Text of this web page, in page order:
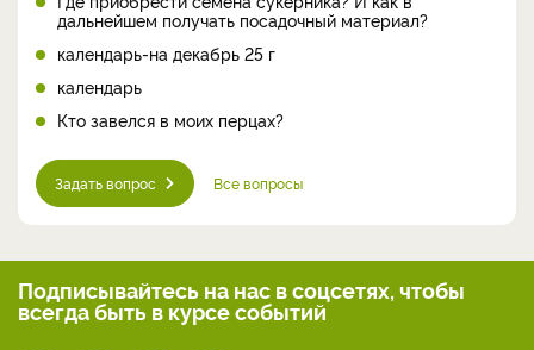
дальнейшем получать посадочный материал?
календарь-на декабрь 25 г
календарь
Кто завелся в моих перцах?
Задать вопрос Все вопросы
Подписывайтесь на нас в соцсетях, чтобы
всегдабыть в курсе событий